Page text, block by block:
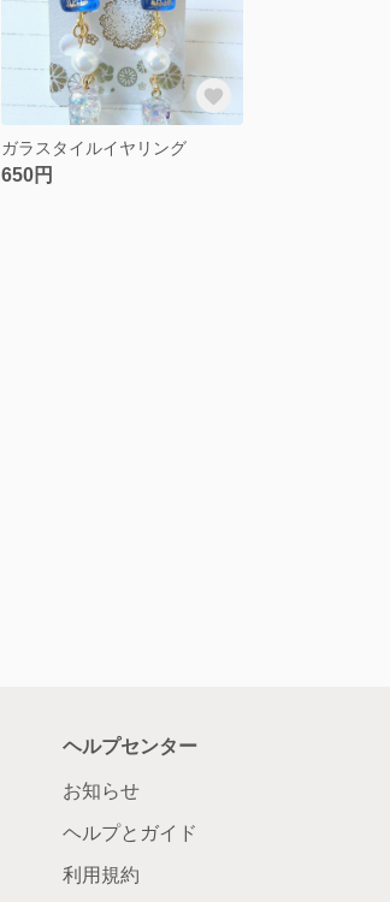
ガラスタイルイヤリング
650円
ヘルプセンター
お知らせ
ヘルプとガイド
利用規約